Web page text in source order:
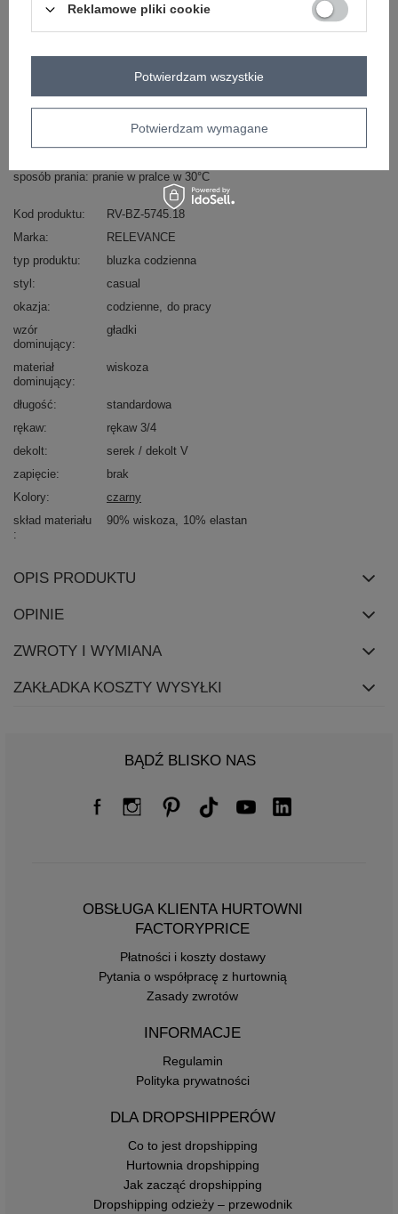
ZALOGUJ SIĘ I ZOBACZ CENĘ
Masz pytanie? Chętnie pomożemy.
+48 601 547 740 Zadaj pytanie
Hurtownia Czarna codzienna bluzka plus size z
sposób prania: pranie w pralce w 30°C
Kod produktu
RV-BZ-5745.18
Marka
RELEVANCE
typ produktu
bluzka codzienna
styl
casual
okazja
codzienne do pracy
wzór
dominujący
gładki
materiał
dominujący
wiskoza
długość
standardowa
rękaw
rękaw 3/4
dekolt
serek / dekolt V
zapięcie
brak
Kolory
czarny
skład materiału
90% wiskoza 10% elastan
OPIS PRODUKTU
OPINIE
ZWROTY I WYMIANA
ZAKŁADKA KOSZTY WYSYŁKI
BĄDŹ BLISKO NAS
OBSŁUGA KLIENTA HURTOWNI
FACTORYPRICE
Płatności i koszty dostawy
Pytania o współpracę z hurtownią
Zasady zwrotów
INFORMACJE
Regulamin
Polityka prywatności
DLA DROPSHIPPERÓW
Co to jest dropshipping
Hurtownia dropshipping
Jak zacząć dropshipping
Dropshipping odzieży – przewodnik
Reklamowe pliki cookie
Potwierdzam wymagane
Potwierdzam wszystkie